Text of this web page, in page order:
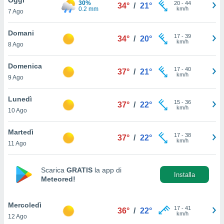
è
al sito
di
ci
di
il
un
la
nella
7 Ago
30%
0.2 mm
34° / 21° 20- 44
km/h
Domani
8 Ago
34° / 20° 17- 39
km/h
Domenica
9 Ago
37° / 21° 17- 40
km/h
Lunedì
10 Ago
37° / 22° 15- 36
km/h
Martedì
11 Ago
37° / 22° 17- 38
km/h
Scarica GRATIS la app di
Meteored!
Installa
Mercoledì
12 Ago
36° / 22° 17- 41
km/h